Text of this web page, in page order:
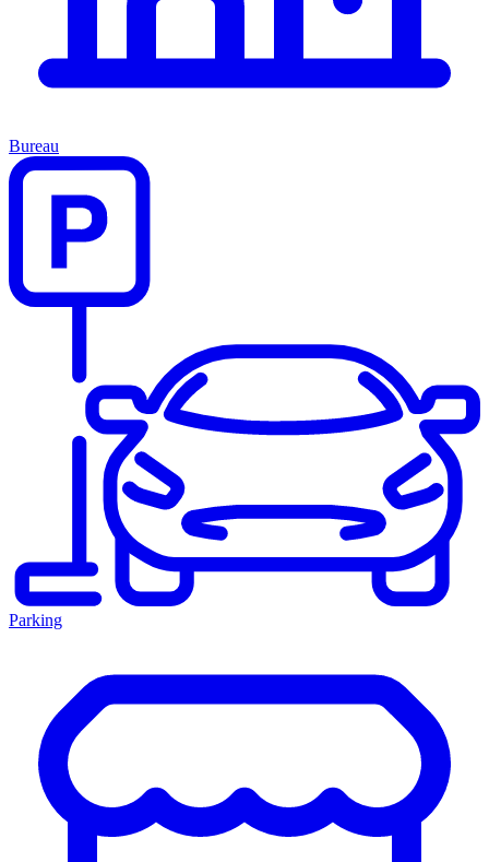
Bureau
Parking